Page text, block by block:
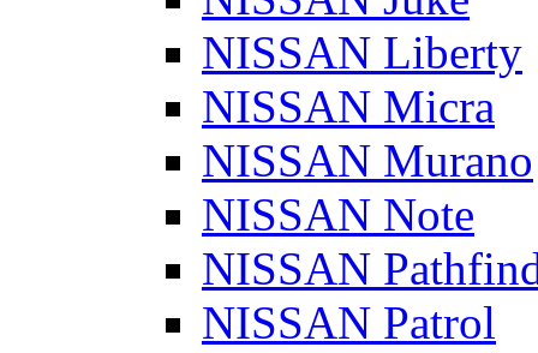
NISSAN Liberty
NISSAN Micra
NISSAN Murano
NISSAN Note
NISSAN
NISSAN Patrol